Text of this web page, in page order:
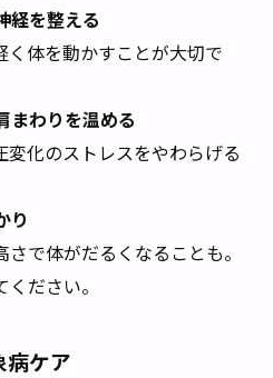
経を整える
体を動かすことが大切で
まわりを温める
化のストレスをやわらげる
り
で体がだるくなることも。
ださい。
病ケア